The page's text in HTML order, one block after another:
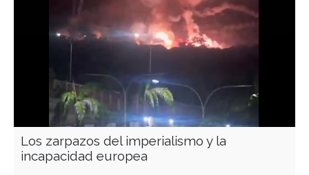
Los zarpazos del imperialismo y la
incapacidad europea